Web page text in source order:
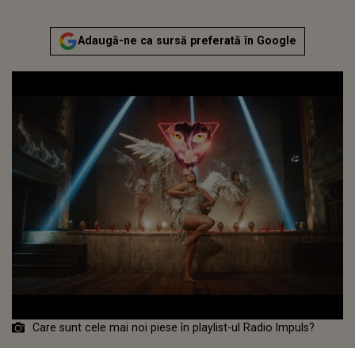
Adaugă-ne ca sursă preferată în Google
Care sunt cele mai noi piese în playlist-ul Radio Impuls?